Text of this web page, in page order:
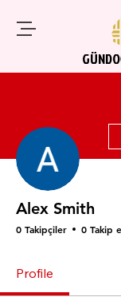
Alex Smith
0 Takipçiler 0 Takip
Profile